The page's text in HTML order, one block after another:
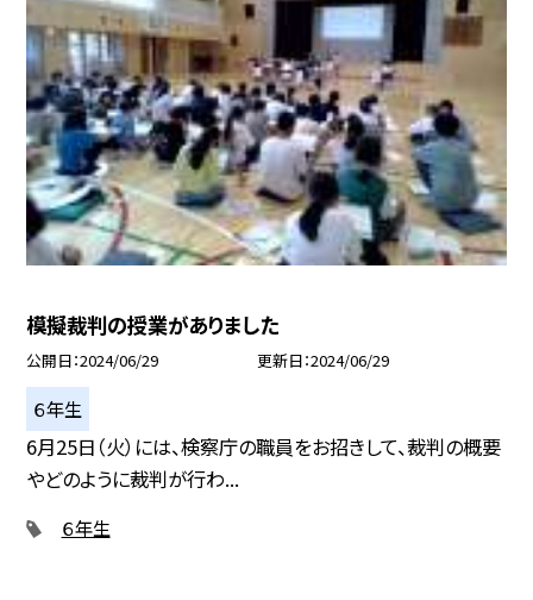
模擬裁判の授業がありました
公開日 2024/06/29 更新日 2024/06/29
６年生
6月25日（火）には、検察庁の職員をお招きして、裁判の概要
やどのように裁判が行わ...
６年生